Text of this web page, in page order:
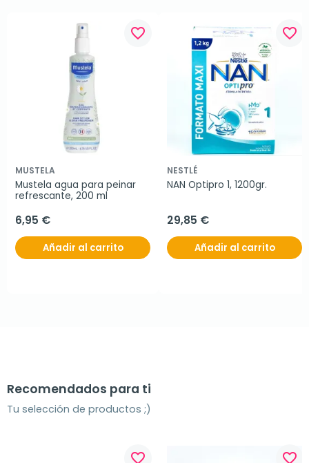
favorite_border
MUSTELA
Mustela agua para peinar
refrescante, 200 ml
6,95 €
Añadir al carrito
favorite_border
NESTLÉ
NAN Optipro 1, 1200gr.
29,85 €
Añadir al carrito
Recomendados para ti
Tu selección de productos ;)
favorite_border favorite_border